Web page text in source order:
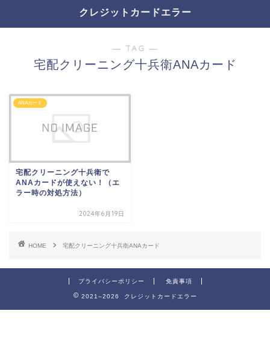
クレジットカードエラー
― TAG ―
宅配クリーニング十兵衛ANAカード
ANAカード
宅配クリーニング十兵衛で
ANAカードが使えない！（エ
ラー時の対処方法）
2024年6月19日
HOME 宅配クリーニング十兵衛ANAカード
プライバシーポリシー 免責事項
2021–2026 クレジットカードエラー